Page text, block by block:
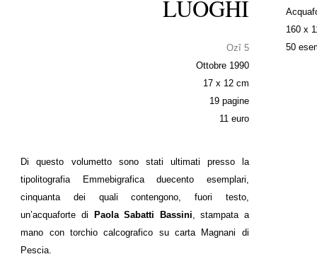
LUOGHI
Ozî 5
Ottobre 1990
17 x 12 cm
19 pagine
11 euro
Di questo volumetto sono stati ultimati presso la
tipolitografia Emmebigrafica duecento esemplari,
cinquanta dei quali contengono, fuori testo,
un’acquaforte di
Paola Sabatti Bassini , stampata a
mano con torchio calcografico su carta Magnani di
Pescia.
160 x
50